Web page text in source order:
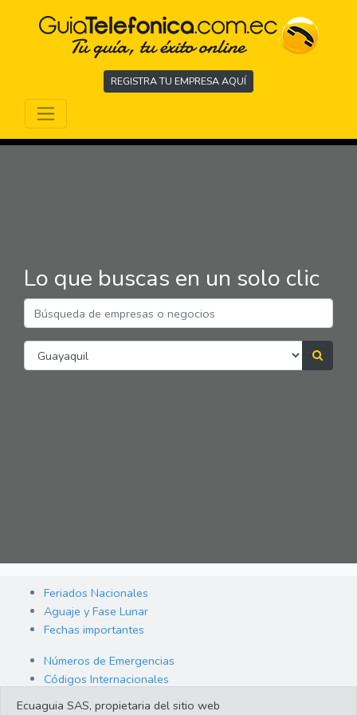
REGISTRA TU EMPRESA AQUÍ
Lo que buscas en un solo clic
Feriados Nacionales
Aguaje y Fase Lunar
Fechas importantes
Números de Emergencias
Códigos Internacionales
Ecuaguia SAS, propietaria del sitio web